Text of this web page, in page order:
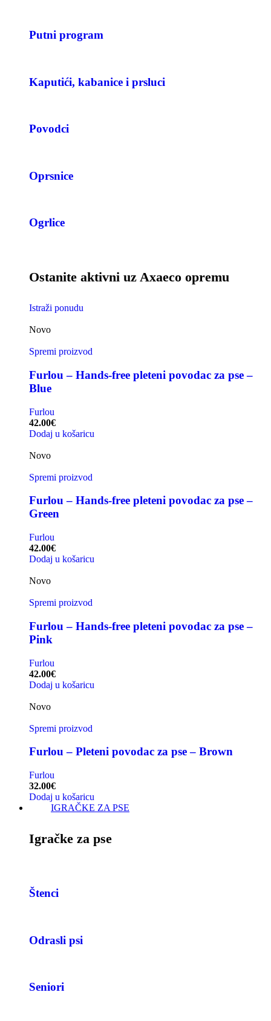
Putni program
Kaputići, kabanice i prsluci
Povodci
Oprsnice
Ogrlice
Ostanite aktivni uz Axaeco opremu
Istraži ponudu
Novo
Spremi proizvod
Furlou – Hands-free pleteni povodac za pse –
Blue
Furlou
42.00€
Dodaj u košaricu
Novo
Spremi proizvod
Furlou – Hands-free pleteni povodac za pse –
Green
Furlou
42.00€
Dodaj u košaricu
Novo
Spremi proizvod
Furlou – Hands-free pleteni povodac za pse –
Pink
Furlou
42.00€
Dodaj u košaricu
Novo
Spremi proizvod
Furlou – Pleteni povodac za pse – Brown
Furlou
32.00€
Dodaj u košaricu
IGRAČKE ZA PSE
Igračke za pse
Štenci
Odrasli psi
Seniori